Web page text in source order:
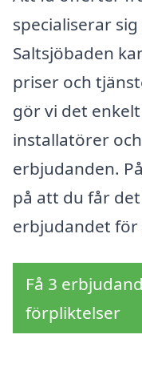
specialiserar sig
Saltsjöbaden
priser och
gör vi det
installatörer
erbjudanden.
på att du får
erbjudandet
Få 3
förpliktelser